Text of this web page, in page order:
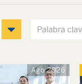
Ago 2026